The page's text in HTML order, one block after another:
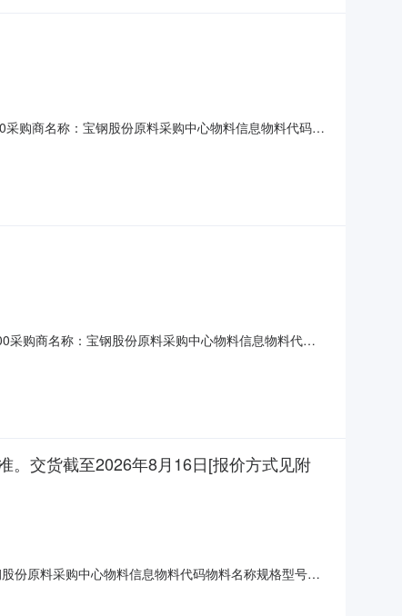
购商名称：宝钢股份原料采购中心物料信息物料代码物
8-2
购商名称：宝钢股份原料采购中心物料信息物料代码
。交货日期从【
。交货截至2026年8月16日[报价方式见附
份原料采购中心物料信息物料代码物料名称规格型号品
8月10日-8月16日SMM上海有色